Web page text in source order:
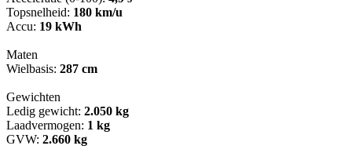
Topsnelheid: 180 km/u
Accu: 19 kWh
Maten
Wielbasis: 287 cm
Gewichten
Ledig gewicht: 2.050 kg
Laadvermogen: 1 kg
GVW: 2.660 kg